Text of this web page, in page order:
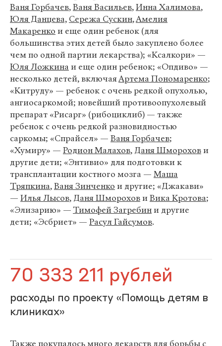
Ваня Горбачев,Ваня Васильев,Инна Халимова,
Юля Данцева, Сережа Сускин,Амелия
Макаренко и еще один ребенок (для
большинства этих детей было закуплено более
чем по одной партии лекарства); «Ксалкори» —
Юля Ложкина и еще один ребенок; «Опдиво» —
несколько детей, включаяАртема Пономаренко;
«Китруду» — ребенок с очень редкой опухолью,
ангиосаркомой; новейший противоопухолевый
препарат «Рисарг» (рибоциклиб) — также
ребенок с очень редкой разновидностью
саркомы; «Спрайсел» — Ваня Горбачев;
«Хумиру» — Родион Малахов, Даня Шморохови
другие дети; «Энтивио» для подготовки к
трансплантации костного мозга — Маша
Тряпкина,Ваня Зинченко и другие; «Джакави»
— Илья Лысов, Даня ШмороховиВика Кротова;
«Элизарию» — Тимофей Загребини другие
дети; «Эсбриет» — Расул Гайсумов.
70 333 211 рублей
расходы по проекту «Помощь детям в
клиниках»